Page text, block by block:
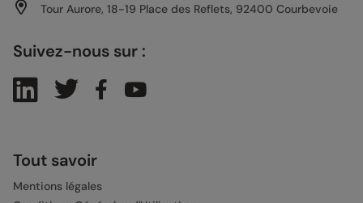
Tour Aurore, 18-19 Place des Reflets, 92400 Courbevoie
Suivez-nous sur :
Tout savoir
Mentions légales